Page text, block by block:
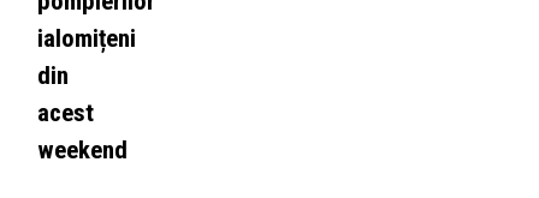
ialomițeni
din
acest
weekend